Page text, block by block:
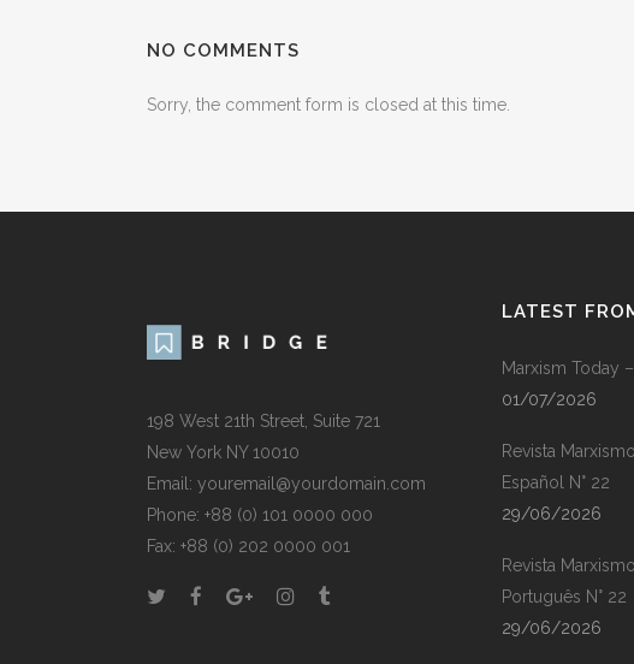
NO COMMENTS
Sorry, the comment form is closed at this time.
198 West 21th Street, Suite 721
New York NY 10010
Email: youremail@yourdomain.com
Phone: +88 (0) 101 0000 000
Fax: +88 (0) 202 0000 001
LATEST
Marxism Today
01/07/2026
Revista
Español N° 22
29/06/2026
Revista
Português N° 22
29/06/2026